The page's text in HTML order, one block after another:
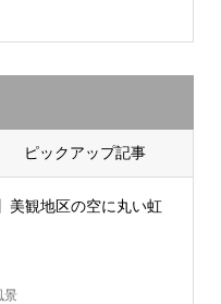
ピックアップ記事
美観地区の空に丸い虹
景